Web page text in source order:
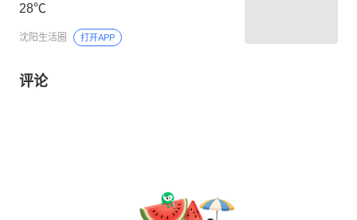
28℃
沈阳生活圈 打开APP
评论